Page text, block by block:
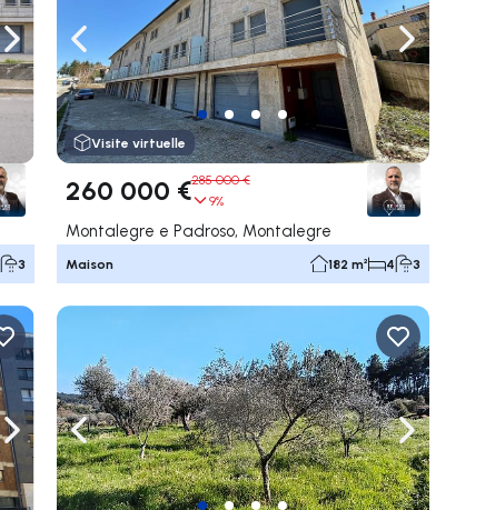
Naviguer vers la droite
3
Naviguer vers la gauche Naviguer
Visite virtuelle
260 000 €285 000 €
9%
Montalegre e Padroso, Montalegre
Maison 182 m² 4 3
Naviguer vers la droite
Naviguer vers la gauche Naviguer